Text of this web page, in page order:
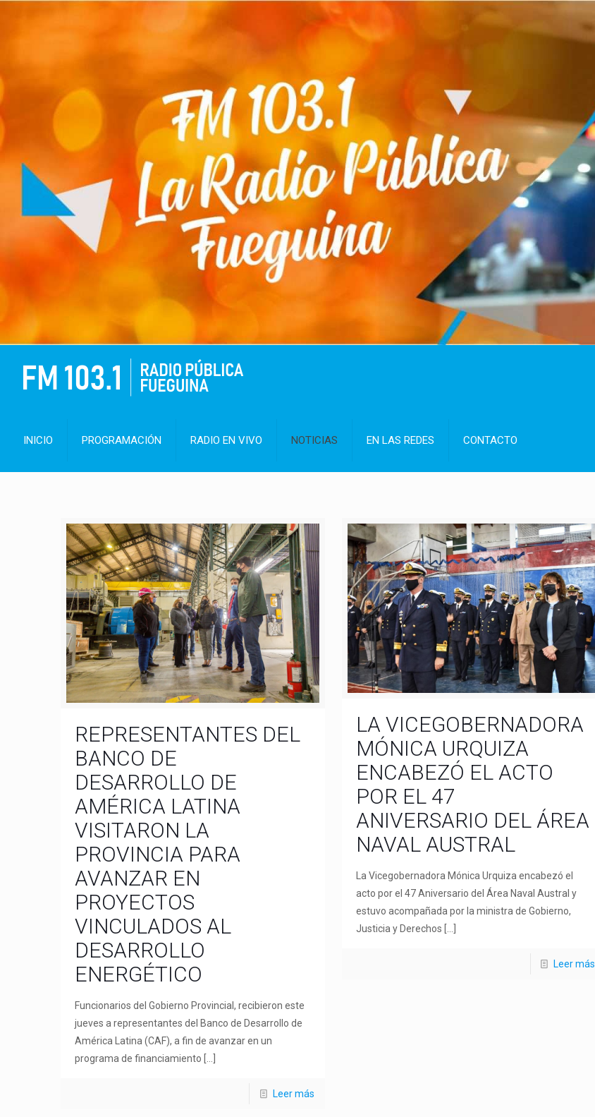
INICIO PROGRAMACIÓN RADIO EN VIVO NOTICIAS EN LAS REDES CONTACTO
REPRESENTANTES DEL
BANCO DE
DESARROLLO DE
AMÉRICA LATINA
VISITARON LA
PROVINCIA PARA
AVANZAR EN
PROYECTOS
VINCULADOS AL
DESARROLLO
ENERGÉTICO
Funcionarios del Gobierno Provincial, recibieron este
jueves a representantes del Banco de Desarrollo de
América Latina (CAF), a fin de avanzar en un
programa de financiamiento
Leer más
LA VICEGOBERNADORA
MÓNICA URQUIZA
ENCABEZÓ EL ACTO
POR EL 47
ANIVERSARIO DEL ÁREA
NAVAL AUSTRAL
La Vicegobernadora Mónica Urquiza encabezó el
acto por el 47 Aniversario del Área Naval Austral y
estuvo acompañada por la ministra de Gobierno,
Justicia y Derechos
Leer más